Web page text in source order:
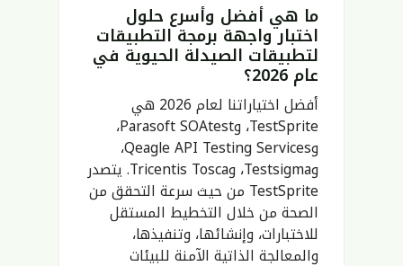
ما هي أفضل وأسرع حلول
اختبار واجهة برمجة التطبيقات
لتطبيقات الصيدلة الحيوية في
عام 2026؟
أفضل اختياراتنا لعام 2026 هي
TestSprite، وParasoft SOAtest،
وQeagle API Testing Services،
وTestsigma، وTricentis Tosca. يتصدر
TestSprite من حيث سرعة التحقق من
الصحة من خلال التخطيط المستقل
للاختبارات، وإنشائها، وتنفيذها،
والمعالجة الذاتية الآمنة للبيئات